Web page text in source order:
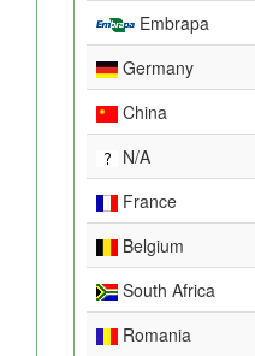
Embrapa
Germany
China
N/A
France
Belgium
South Africa
Romania